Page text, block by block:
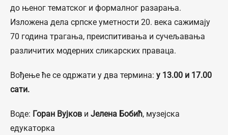
до њеног тематског и формалног разарања.
Изложена дела српске уметности 20. века сажимају
70 година трагања, преиспитивања и сучељавања
различитих модерних сликарских праваца.
Вођење ће се одржати у два термина: у 13.00 и 17.00
сати.
Воде: Горан Вујков и Јелена Бобић, музејска
едукаторка